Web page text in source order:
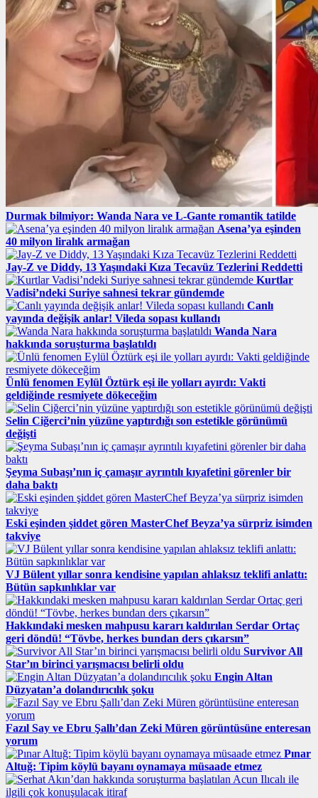
Durmak bilmiyor: Wanda Nara ve L-Gante romantik tatilde
Asena’ya eşinden
40 milyon liralık armağan
Jay-Z ve Diddy, 13 Yaşındaki Kıza Tecavüz Tezlerini Reddetti
Kurtlar
Vadisi’ndeki Suriye sahnesi tekrar gündemde
Canlı
yayında değişik anlar! Vileda sopası kullandı
Wanda Nara
hakkında soruşturma başlatıldı
Ünlü fenomen Eylül Öztürk eşi ile yolları ayırdı: Vakti
geldiğinde resmiyete dökeceğim
Selin Ciğerci’nin yüzüne yaptırdığı son estetikle görünümü
değişti
Şeyma Subaşı’nın iç çamaşır ayrıntılı kıyafetini görenler bir
daha baktı
Eski eşinden şiddet gören MasterChef Beyza’ya sürpriz isimden
takviye
VJ Bülent yıllar sonra kendisine yapılan ahlaksız teklifi anlattı:
Bütün sapkınlıklar var
Hakkındaki mesken mahpusu kararı kaldırılan Serdar Ortaç
geri döndü! “Tövbe, herkes bundan ders çıkarsın”
Survivor All
Star’ın birinci yarışmacısı belirli oldu
Engin Altan
Düzyatan’a dolandırıcılık şoku
Fazıl Say ve Ebru Şallı’dan Zeki Müren görüntüsüne enteresan
yorum
Pınar
Altuğ: Tipim köylü bayanı oynamaya müsaade etmez